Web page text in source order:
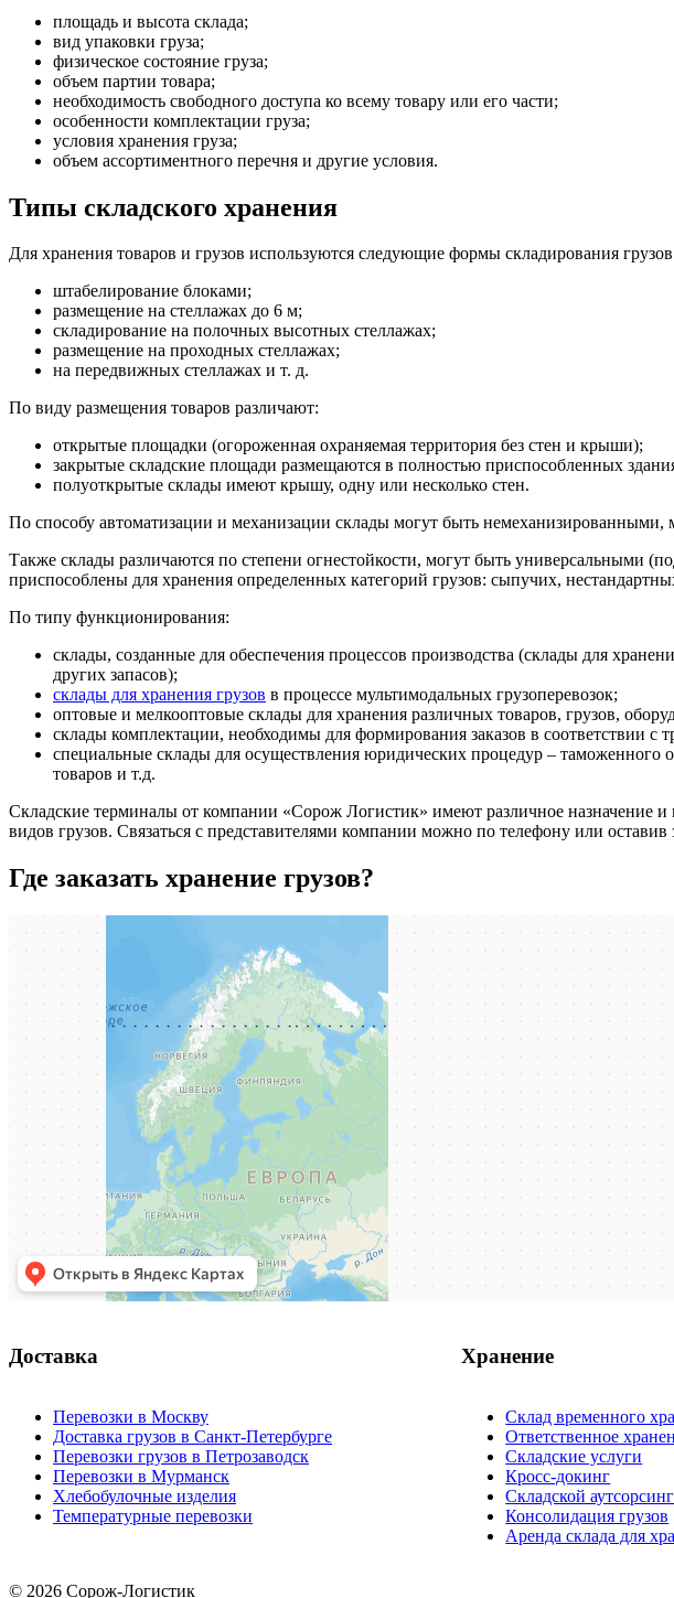
площадь и высота склада;
вид упаковки груза;
физическое состояние груза;
объем партии товара;
необходимость свободного доступа ко всему товару или его части;
особенности комплектации груза;
условия хранения груза;
объем ассортиментного перечня и другие условия.
Типы складского хранения
Для хранения товаров и грузов используются следующие формы складирования
штабелирование блоками;
размещение на стеллажах до 6 м;
складирование на полочных высотных стеллажах;
размещение на проходных стеллажах;
на передвижных стеллажах и т. д.
По виду размещения товаров различают:
открытые площадки (огороженная охраняемая территория без стен и крыши);
закрытые складские площади размещаются в полностью приспособленных
полуоткрытые склады имеют крышу, одну или несколько стен.
По способу автоматизации и механизации склады могут быть
Также склады различаются по степени огнестойкости, могут быть универсальными
приспособлены для хранения определенных категорий грузов: сыпучих,
По типу функционирования:
склады, созданные для обеспечения процессов производства (склады для
других запасов);
склады для хранения грузов в процессе мультимодальных грузоперевозок;
оптовые и мелкооптовые склады для хранения различных товаров, грузов,
склады комплектации, необходимы для формирования заказов в соответствии с
специальные склады для осуществления юридических процедур – таможенного
товаров и т.д.
Складские терминалы от компании «Сорож Логистик» имеют различное назначение и
видов грузов. Связаться с представителями компании можно по телефону или оставив
Где заказать хранение грузов?
Доставка
Перевозки в Москву
Доставка грузов в Санкт-Петербурге
Перевозки грузов в Петрозаводск
Перевозки в Мурманск
Хлебобулочные изделия
Температурные перевозки
Хранение
Склад временного
Ответственное
Складские услуги
Кросс-докинг
Складской аутсорсинг
Консолидация грузов
Аренда склада для
© 2026 Сорож-Логистик